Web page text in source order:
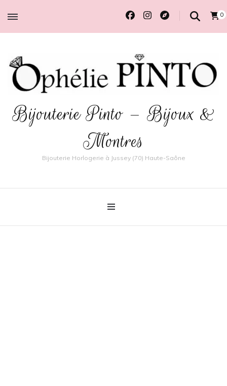
0
Bijouterie Pinto – Bijoux &
Montres
Bijouterie Horlogerie à Jussey (70) Haute-Saône